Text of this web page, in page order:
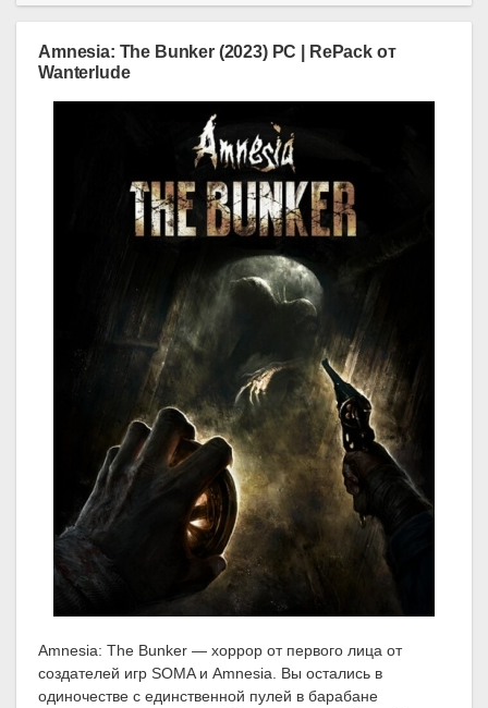
Amnesia: The Bunker (2023) PC | RePack от
Wanterlude
Amnesia: The Bunker — хоррор от первого лица от
создателей игр SOMA и Amnesia. Вы остались в
одиночестве с единственной пулей в барабане